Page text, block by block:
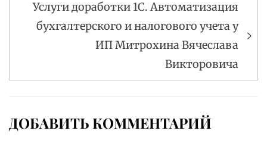
Услуги доработки 1С. Автоматизация
бухгалтерского и налогового учета у
ИП Митрохина Вячеслава
Викторовича
ДОБАВИТЬ КОММЕНТАРИЙ